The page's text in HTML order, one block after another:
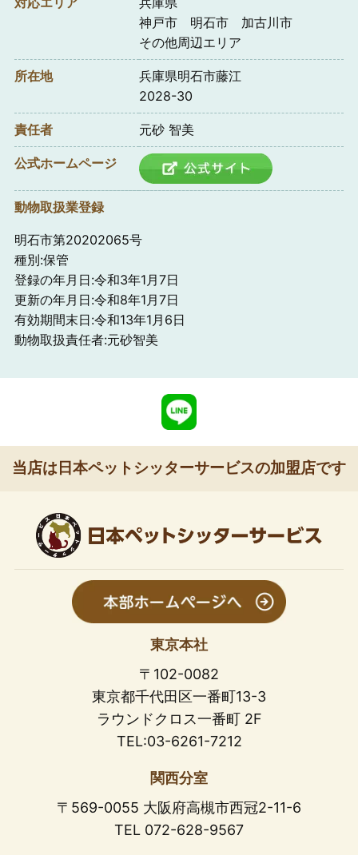
神戸市 明石市 加古川市
その他周辺エリア
所在地
兵庫県明石市藤江
2028-30
責任者 元砂 智美
公式ホームページ
動物取扱業登録
明石市第20202065号
種別:保管
登録の年月日:令和3年1月7日
更新の年月日:令和8年1月7日
有効期間末日:令和13年1月6日
動物取扱責任者:元砂智美
当店は日本ペットシッターサービスの加盟店です
東京本社
〒102-0082
東京都千代田区一番町13-3
ラウンドクロス一番町 2F
TEL:03-6261-7212
関西分室
〒569-0055 大阪府高槻市西冠2-11-6
TEL 072-628-9567